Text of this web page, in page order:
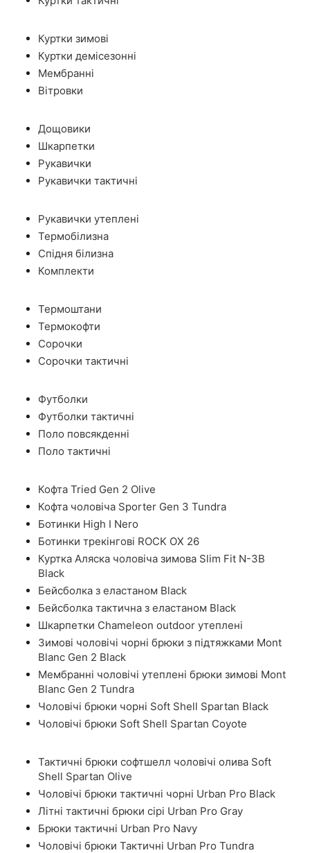
Куртки зимові
Куртки демісезонні
Мембранні
Вітровки
Дощовики
Шкарпетки
Рукавички
Рукавички тактичні
Рукавички утеплені
Термобілизна
Спідня білизна
Комплекти
Термоштани
Термокофти
Сорочки
Сорочки тактичні
Футболки
Футболки тактичні
Поло повсякденні
Поло тактичні
Кофта Tried Gen 2 Olive
Кофта чоловіча Sporter Gen 3 Tundra
Ботинки High I Nero
Ботинки трекінгові ROCK OX 26
Куртка Аляска чоловіча зимова Slim Fit N-3B
Black
Бейсболка з еластаном Black
Бейсболка тактична з еластаном Black
Шкарпетки Chameleon outdoor утеплені
Зимові чоловічі чорні брюки з підтяжками Mont
Blanc Gen 2 Black
Мембранні чоловічі утеплені брюки зимові Mont
Blanc Gen 2 Tundra
Чоловічі брюки чорні Soft Shell Spartan Black
Чоловічі брюки Soft Shell Spartan Coyote
Тактичні брюки софтшелл чоловічі олива Soft
Shell Spartan Olive
Чоловічі брюки тактичні чорні Urban Pro Black
Літні тактичні брюки сірі Urban Pro Gray
Брюки тактичні Urban Pro Navy
Чоловічі брюки Тактичні Urban Pro Tundra